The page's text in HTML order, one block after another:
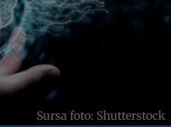
Sursa foto: Shutterstock